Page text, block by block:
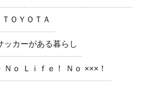
ＴＯＹＯＴＡ
ッカーがある暮らし
Ｎｏ Ｌｉｆｅ！ Ｎｏ ×××！